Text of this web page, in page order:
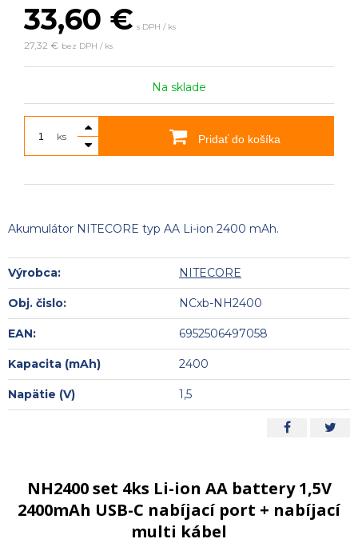
33,60 € s DPH / ks
27,32 € bez DPH / ks
Na sklade
ks Pridať do košíka
Akumulátor NITECORE typ AA Li-ion 2400 mAh.
Výrobca: NITECORE
Obj. čislo: NCxb-NH2400
EAN: 6952506497058
Kapacita (mAh) 2400
Napätie (V) 1,5
NH2400 set 4ks Li-ion AA battery 1,5V
2400mAh USB-C nabíjací port + nabíjací
multi kábel